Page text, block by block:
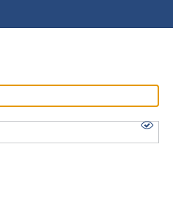
Login